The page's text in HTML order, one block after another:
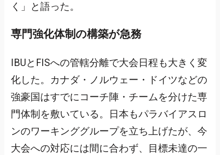
く」と語った。
専門強化体制の構築が急務
IBUとFISへの管轄分離で大会日程も大きく変
化した。カナダ・ノルウェー・ドイツなどの
強豪国はすでにコーチ陣・チームを分けた専
門体制を敷いている。日本もパラバイアスロ
ンのワーキンググループを立ち上げたが、今
大会への対応には間に合わず、目標未達の一